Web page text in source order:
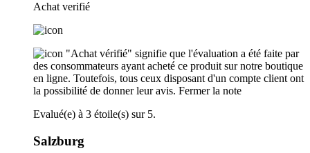
Achat verifié
"Achat vérifié" signifie que l'évaluation a été faite par
des consommateurs ayant acheté ce produit sur notre boutique
en ligne. Toutefois, tous ceux disposant d'un compte client ont
la possibilité de donner leur avis. Fermer la note
Evalué(e) à 3 étoile(s) sur 5.
Salzburg